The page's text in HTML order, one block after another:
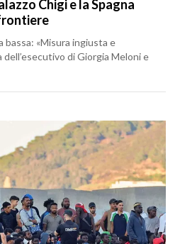
Chigi e la Spagna
bassa: «Misura ingiusta e
di Giorgia Meloni e